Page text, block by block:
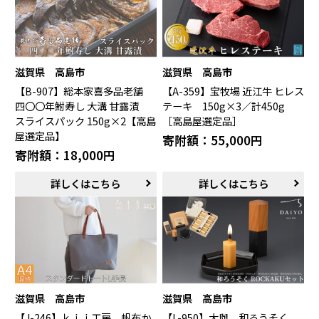
滋賀県 高島市
【B-907】総本家喜多品老舗
四〇〇年鮒寿し 大溝 甘露漬
スライスパック 150g×2【高島
屋選定品】
寄附額：18,000円
詳しくはこちら
滋賀県 高島市
【A-359】宝牧場 近江牛 ヒレス
テーキ 150g×3／計450g
［高島屋選定品］
寄附額：55,000円
詳しくはこちら
滋賀県 高島市
滋賀県 高島市